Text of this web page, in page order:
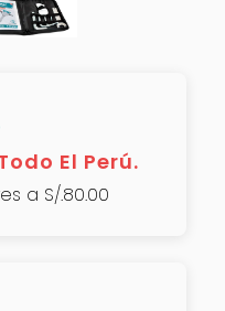
El Perú.
a S/.80.00